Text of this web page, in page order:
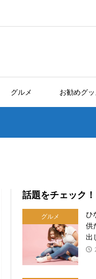
グルメ お勧めグ
話題をチェック！
グルメ
ひ
供
出